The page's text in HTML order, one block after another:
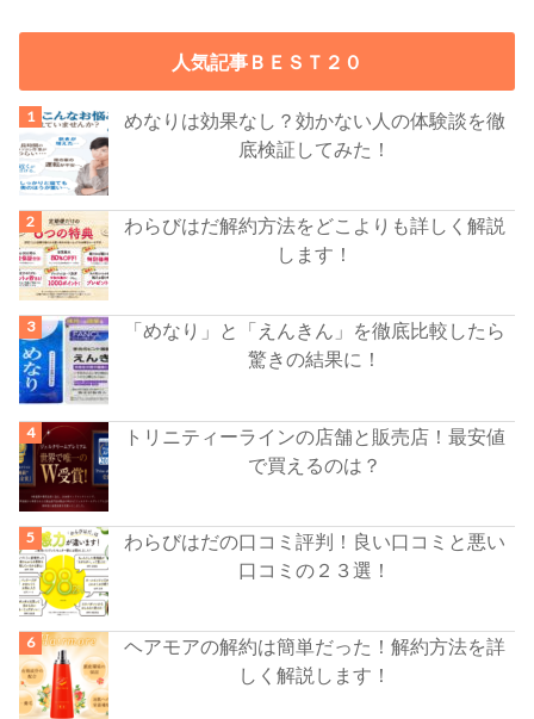
人気記事ＢＥＳＴ２０
めなりは効果なし？効かない人の体験談を徹
底検証してみた！
わらびはだ解約方法をどこよりも詳しく解説
します！
「めなり」と「えんきん」を徹底比較したら
驚きの結果に！
トリニティーラインの店舗と販売店！最安値
で買えるのは？
わらびはだの口コミ評判！良い口コミと悪い
口コミの２３選！
ヘアモアの解約は簡単だった！解約方法を詳
しく解説します！